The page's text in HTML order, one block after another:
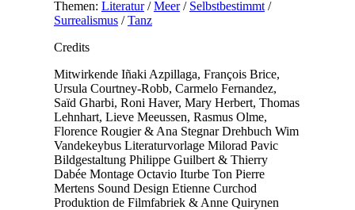
Themen: Literatur/Meer/ Selbstbestimmt/
Surrealismus/Tanz
Credits
Mitwirkende Iñaki Azpillaga, François Brice,
Ursula Courtney-Robb, Carmelo Fernandez,
Saïd Gharbi, Roni Haver, Mary Herbert, Thomas
Lehnhart, Lieve Meeussen, Rasmus Olme,
Florence Rougier & Ana Stegnar Drehbuch Wim
Vandekeybus Literaturvorlage Milorad Pavic
Bildgestaltung Philippe Guilbert & Thierry
Dabée Montage Octavio Iturbe Ton Pierre
Mertens Sound Design Etienne Curchod
Produktion de Filmfabriek & Anne Quirynen